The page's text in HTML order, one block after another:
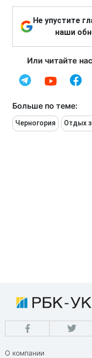
Не упустите
наши
Или читайте
Больше по теме:
Черногория Отдых
О компании